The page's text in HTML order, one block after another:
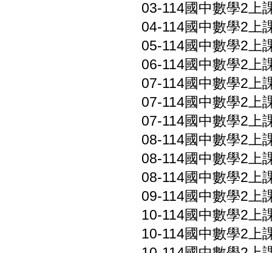
03-114國中數學2上
04-114國中數學2上
05-114國中數學2上
06-114國中數學2上
07-114國中數學2上
07-114國中數學2上
07-114國中數學2上
08-114國中數學2上
08-114國中數學2上
08-114國中數學2上
09-114國中數學2上
10-114國中數學2上
10-114國中數學2上